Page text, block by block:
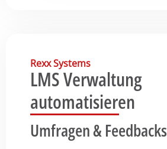
Rexx Systems
LMS Verwaltung
automatisieren
Umfragen & Feedbacks